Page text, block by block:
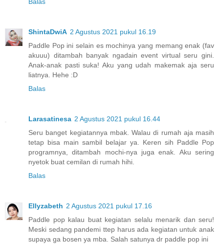
Balas
ShintaDwiA 2 Agustus 2021 pukul 16.19
Paddle Pop ini selain es mochinya yang memang enak (fav
akuuu) ditambah banyak ngadain event virtual seru gini.
Anak-anak pasti suka! Aku yang udah makemak aja seru
liatnya. Hehe :D
Balas
Larasatinesa 2 Agustus 2021 pukul 16.44
Seru banget kegiatannya mbak. Walau di rumah aja masih
tetap bisa main sambil belajar ya. Keren sih Paddle Pop
programnya, ditambah mochi-nya juga enak. Aku sering
nyetok buat cemilan di rumah hihi.
Balas
Ellyzabeth 2 Agustus 2021 pukul 17.16
Paddle pop kalau buat kegiatan selalu menarik dan seru!
Meski sedang pandemi ttep harus ada kegiatan untuk anak
supaya ga bosen ya mba. Salah satunya dr paddle pop ini